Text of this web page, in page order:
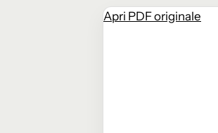
Apri PDF originale